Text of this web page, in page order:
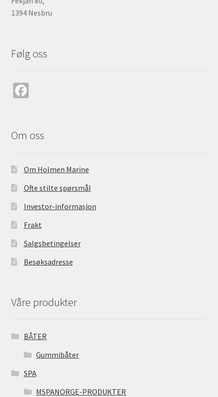
1394 Nesbru
Følg oss
Fa
o
k
Om oss
Om Holmen Marine
Ofte stilte spørsmål
Investor-informasjon
Frakt
Salgsbetingelser
Besøksadresse
Våre produkter
BÅTER
Gummibåter
SPA
MSPANORGE-PRODUKTER